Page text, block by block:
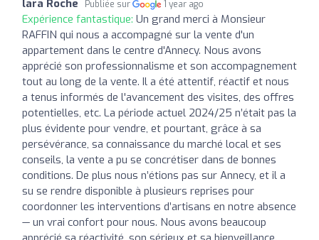
lara Roche Publiée sur 1 year ago
Expérience fantastique: Un grand merci à Monsieur
RAFFIN qui nous a accompagné sur la vente d'un
appartement dans le centre d'Annecy. Nous avons
apprécié son professionnalisme et son accompagnement
tout au long de la vente. Il a été attentif, réactif et nous
a tenus informés de l'avancement des visites, des offres
potentielles, etc. La période actuel 2024/25 n’était pas la
plus évidente pour vendre, et pourtant, grâce à sa
persévérance, sa connaissance du marché local et ses
conseils, la vente a pu se concrétiser dans de bonnes
conditions. De plus nous n’étions pas sur Annecy, et il a
su se rendre disponible à plusieurs reprises pour
coordonner les interventions d’artisans en notre absence
— un vrai confort pour nous. Nous avons beaucoup